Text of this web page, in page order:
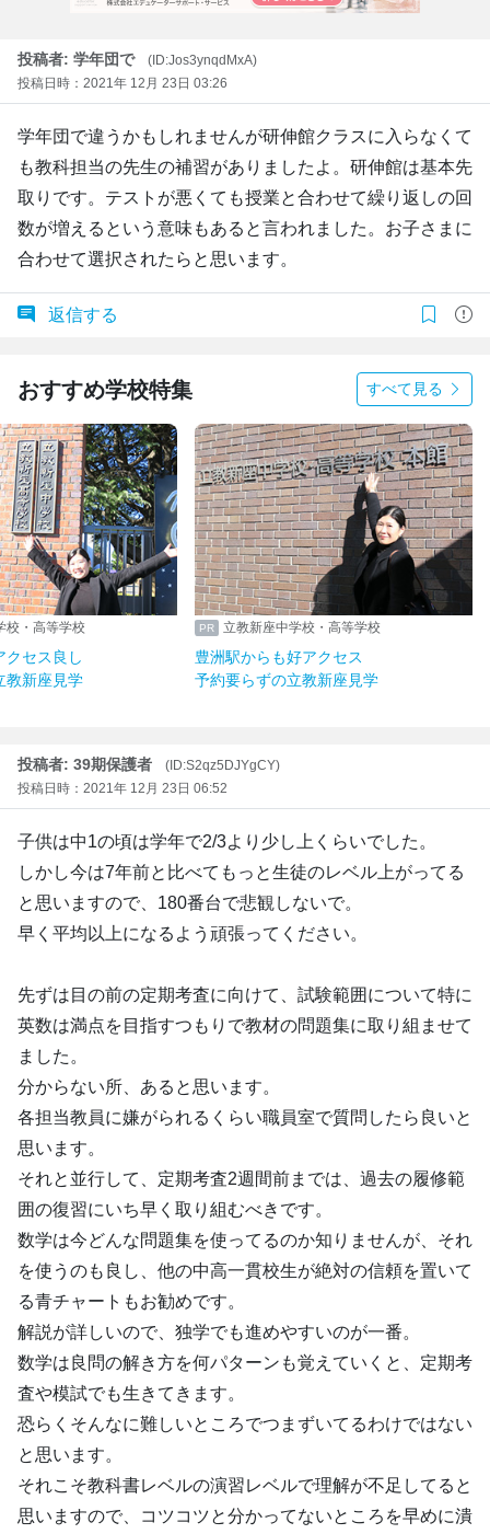
投稿者: 学年団で
(ID:Jos3ynqdMxA)
投稿日時：2021年 12月 23日 03:26
学年団で違うかもしれませんが研伸館クラスに入らなくて
も教科担当の先生の補習がありましたよ。研伸館は基本先
取りです。テストが悪くても授業と合わせて繰り返しの回
数が増えるという意味もあると言われました。お子さまに
合わせて選択されたらと思います。
返信する
おすすめ学校特集 すべて見る
立教新座中学校・高等学校
吉祥寺駅からアクセス良し
予約要らずの立教新座見学
立教新座中学校・高等学校
豊洲駅からも好アクセス
予約要らずの立教新座見学
投稿者: 39期保護者
(ID:S2qz5DJYgCY)
投稿日時：2021年 12月 23日 06:52
子供は中1の頃は学年で2/3より少し上くらいでした。
しかし今は7年前と比べてもっと生徒のレベル上がってる
と思いますので、180番台で悲観しないで。
早く平均以上になるよう頑張ってください。
先ずは目の前の定期考査に向けて、試験範囲について特に
英数は満点を目指すつもりで教材の問題集に取り組ませて
ました。
分からない所、あると思います。
各担当教員に嫌がられるくらい職員室で質問したら良いと
思います。
それと並行して、定期考査2週間前までは、過去の履修範
囲の復習にいち早く取り組むべきです。
数学は今どんな問題集を使ってるのか知りませんが、それ
を使うのも良し、他の中高一貫校生が絶対の信頼を置いて
る青チャートもお勧めです。
解説が詳しいので、独学でも進めやすいのが一番。
数学は良問の解き方を何パターンも覚えていくと、定期考
査や模試でも生きてきます。
恐らくそんなに難しいところでつまずいてるわけではない
と思います。
それこそ教科書レベルの演習レベルで理解が不足してると
思いますので、コツコツと分かってないところを早めに潰